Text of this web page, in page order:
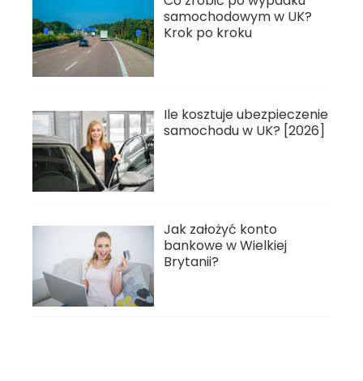
samochodowym w UK?
Krok po kroku
Ile kosztuje ubezpieczenie
samochodu w UK? [2026]
Jak założyć konto
bankowe w Wielkiej
Brytanii?